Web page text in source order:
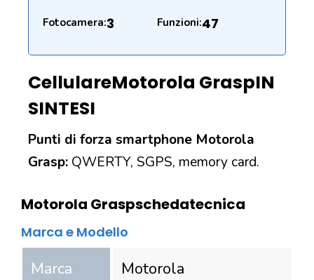
Fotocamera:3 Funzioni:47
CellulareMotorola GraspIN
SINTESI
Punti di forza smartphone Motorola
Grasp: QWERTY, SGPS, memory card.
Motorola Graspschedatecnica
Marca e Modello
Marca Motorola